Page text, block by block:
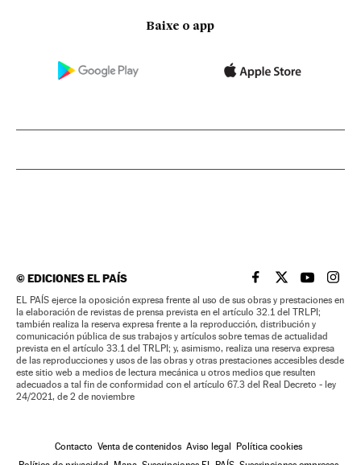
Baixe o app
©EDICIONES EL PAÍS EL PAÍS BRASIL EN
EL PAÍSEL PAÍS
EL
EL PAÍS ejerce la oposición expresa frente al uso de sus obras y prestaciones en
la elaboración de revistas de prensa prevista en el artículo 32.1 del TRLPI;
también realiza la reserva expresa frente a la reproducción, distribución y
comunicación pública de sus trabajos y artículos sobre temas de actualidad
prevista en el artículo 33.1 del TRLPI; y, asimismo, realiza una reserva expresa
de las reproducciones y usos de las obras y otras prestaciones accesibles desde
este sitio web a medios de lectura mecánica u otros medios que resulten
adecuados a tal fin de conformidad con el artículo 67.3 del Real Decreto - ley
24/2021, de 2 de noviembre
Contacto Venta de contenidos Aviso legal
Política cookies